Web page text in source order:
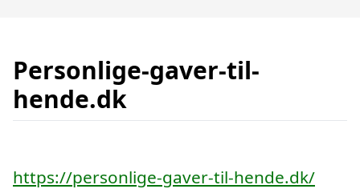
Personlige-gaver-til-
hende.dk
https://personlige-gaver-til-hende.dk/